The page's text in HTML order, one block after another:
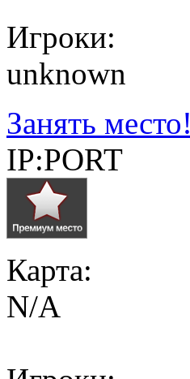
Игроки:
unknown
Занять место!
IP:PORT
Карта:
N/A